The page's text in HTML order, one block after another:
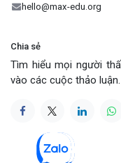
hello@max-edu.org
Chia sẻ
Tìm hiểu mọi người
vào các cuộc thảo luận.